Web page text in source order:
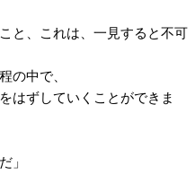
と、これは、一見すると不可
の中で、
はずしていくことができま
」